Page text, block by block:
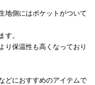
地側にはポケットがついて
す。
り保温性も高くなっており
どにおすすめのアイテムで